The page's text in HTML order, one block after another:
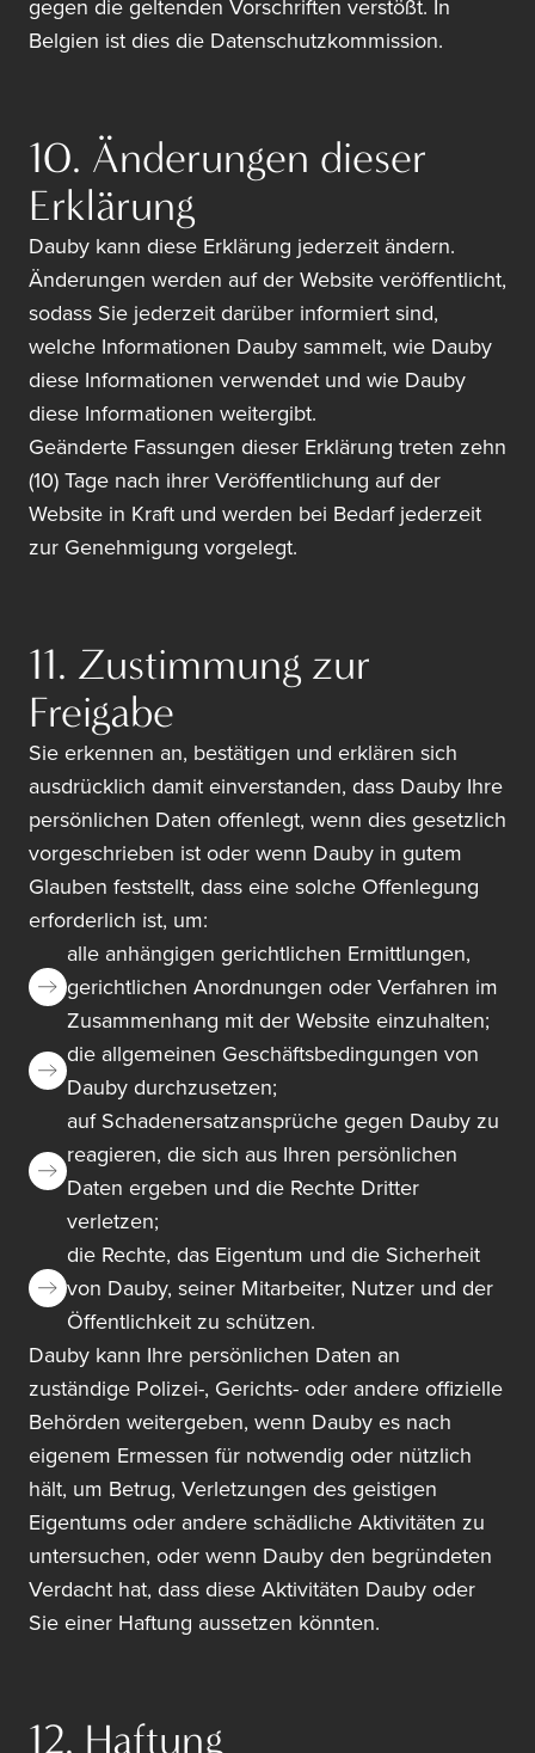
gegen die geltenden Vorschriften verstößt. In
Belgien ist dies die Datenschutzkommission.
10. Änderungen dieser
Erklärung
Dauby kann diese Erklärung jederzeit ändern.
Änderungen werden auf der Website veröffentlicht,
sodass Sie jederzeit darüber informiert sind,
welche Informationen Dauby sammelt, wie Dauby
diese Informationen verwendet und wie Dauby
diese Informationen weitergibt.
Geänderte Fassungen dieser Erklärung treten zehn
(10) Tage nach ihrer Veröffentlichung auf der
Website in Kraft und werden bei Bedarf jederzeit
zur Genehmigung vorgelegt.
11. Zustimmung zur
Freigabe
Sie erkennen an, bestätigen und erklären sich
ausdrücklich damit einverstanden, dass Dauby Ihre
persönlichen Daten offenlegt, wenn dies gesetzlich
vorgeschrieben ist oder wenn Dauby in gutem
Glauben feststellt, dass eine solche Offenlegung
erforderlich ist, um:
alle anhängigen gerichtlichen Ermittlungen,
gerichtlichen Anordnungen oder Verfahren im
Zusammenhang mit der Website einzuhalten;
die allgemeinen Geschäftsbedingungen von
Dauby durchzusetzen;
auf Schadenersatzansprüche gegen Dauby zu
reagieren, die sich aus Ihren persönlichen
Daten ergeben und die Rechte Dritter
verletzen;
die Rechte, das Eigentum und die Sicherheit
von Dauby, seiner Mitarbeiter, Nutzer und der
Öffentlichkeit zu schützen.
Dauby kann Ihre persönlichen Daten an
zuständige Polizei-, Gerichts- oder andere offizielle
Behörden weitergeben, wenn Dauby es nach
eigenem Ermessen für notwendig oder nützlich
hält, um Betrug, Verletzungen des geistigen
Eigentums oder andere schädliche Aktivitäten zu
untersuchen, oder wenn Dauby den begründeten
Verdacht hat, dass diese Aktivitäten Dauby oder
Sie einer Haftung aussetzen könnten.
12. Haftung